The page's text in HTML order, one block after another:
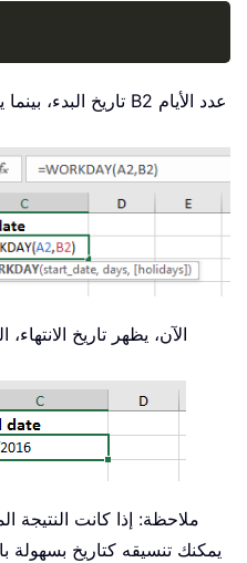
يمكنك تنسيقه كتاريخ بسهولة